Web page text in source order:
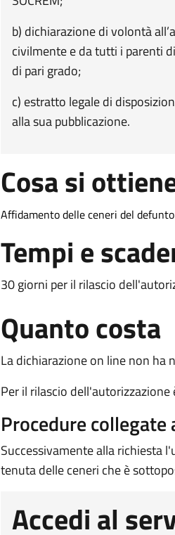
b) dichiarazione di volontà
civilmente e da tutti i parenti
di pari grado;
c) estratto legale di
alla sua pubblicazione.
Cosa si
Affidamento delle ceneri del defunto
Tempi e
30 giorni per il rilascio
Quanto costa
La dichiarazione on line non ha
Per il rilascio
Procedure
Successivamente alla richiesta
tenuta delle ceneri che è
Accedi al